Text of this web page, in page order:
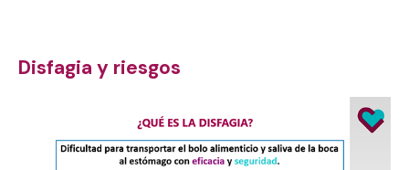
Disfagia y riesgos